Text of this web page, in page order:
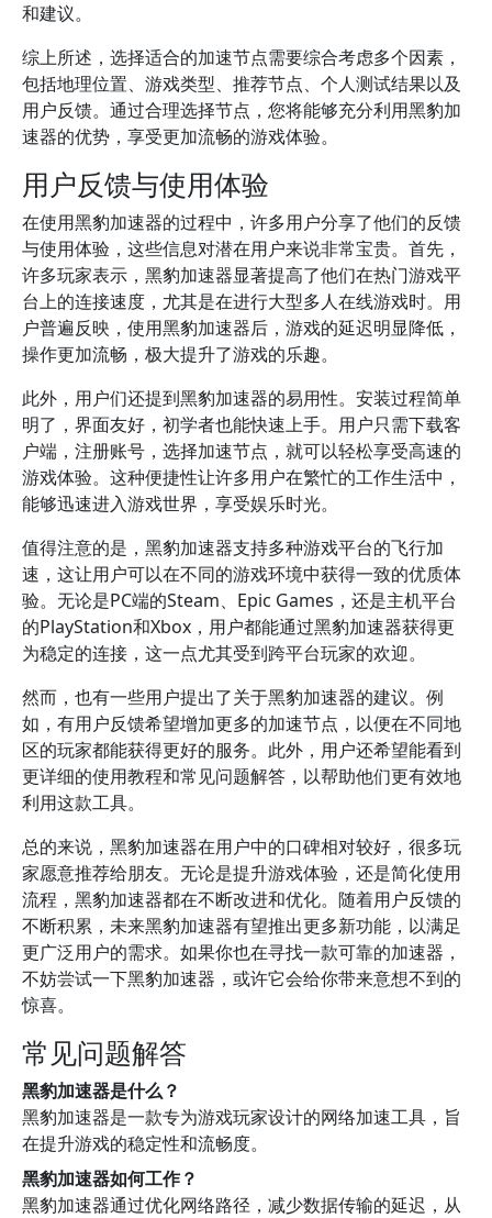
和建议。
综上所述，选择适合的加速节点需要综合考虑多个因素，
包括地理位置、游戏类型、推荐节点、个人测试结果以及
用户反馈。通过合理选择节点，您将能够充分利用黑豹加
速器的优势，享受更加流畅的游戏体验。
用户反馈与使用体验
在使用黑豹加速器的过程中，许多用户分享了他们的反馈
与使用体验，这些信息对潜在用户来说非常宝贵。首先，
许多玩家表示，黑豹加速器显著提高了他们在热门游戏平
台上的连接速度，尤其是在进行大型多人在线游戏时。用
户普遍反映，使用黑豹加速器后，游戏的延迟明显降低，
操作更加流畅，极大提升了游戏的乐趣。
此外，用户们还提到黑豹加速器的易用性。安装过程简单
明了，界面友好，初学者也能快速上手。用户只需下载客
户端，注册账号，选择加速节点，就可以轻松享受高速的
游戏体验。这种便捷性让许多用户在繁忙的工作生活中，
能够迅速进入游戏世界，享受娱乐时光。
值得注意的是，黑豹加速器支持多种游戏平台的飞行加
速，这让用户可以在不同的游戏环境中获得一致的优质体
验。无论是PC端的Steam、Epic Games，还是主机平台
的PlayStation和Xbox，用户都能通过黑豹加速器获得更
为稳定的连接，这一点尤其受到跨平台玩家的欢迎。
然而，也有一些用户提出了关于黑豹加速器的建议。例
如，有用户反馈希望增加更多的加速节点，以便在不同地
区的玩家都能获得更好的服务。此外，用户还希望能看到
更详细的使用教程和常见问题解答，以帮助他们更有效地
利用这款工具。
总的来说，黑豹加速器在用户中的口碑相对较好，很多玩
家愿意推荐给朋友。无论是提升游戏体验，还是简化使用
流程，黑豹加速器都在不断改进和优化。随着用户反馈的
不断积累，未来黑豹加速器有望推出更多新功能，以满足
更广泛用户的需求。如果你也在寻找一款可靠的加速器，
不妨尝试一下黑豹加速器，或许它会给你带来意想不到的
惊喜。
常见问题解答
黑豹加速器是什么？
黑豹加速器是一款专为游戏玩家设计的网络加速工具，旨
在提升游戏的稳定性和流畅度。
黑豹加速器如何工作？
黑豹加速器通过优化网络路径，减少数据传输的延迟，从